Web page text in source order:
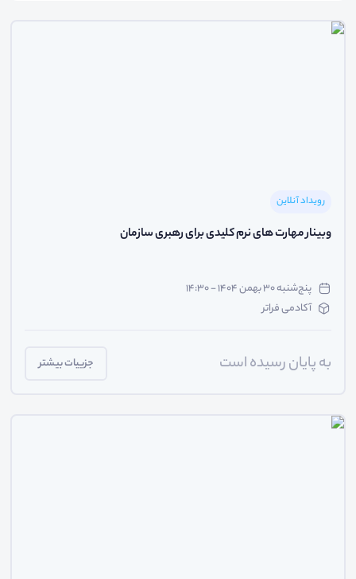
رویداد آنلاین
وبینار مهارت های نرم کلیدی برای رهبری سازمان
پنج‌شنبه ۳۰ بهمن ۱۴۰۴ - ۱۴:۳۰
آکادمی فراتر
به پایان رسیده است جزییات بیشتر